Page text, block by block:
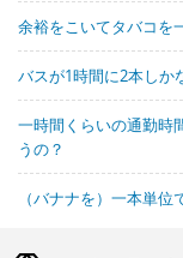
余裕をこいてタバコを
バスが1時間に2本しか
一時間くらいの通勤時
うの？
（バナナを）一本単